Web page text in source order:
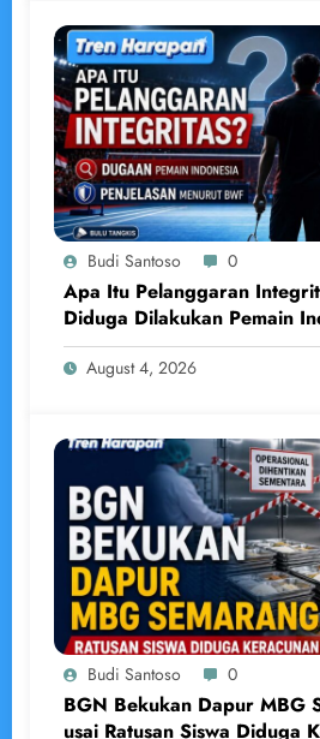
Budi Santoso 0
Apa Itu Pelanggaran
Diduga Dilakukan Pemain
Penjelasan Lengkap
August 4, 2026
Budi Santoso 0
BGN Bekukan Dapur MBG
usai Ratusan Siswa Diduga